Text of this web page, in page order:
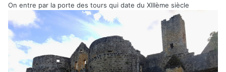
On entre par la porte des tours qui date du XIIIème siècle